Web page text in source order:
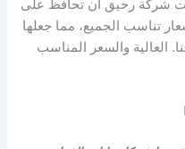
شركة رحيق أن تحافظ على
تناسب الجميع، مما جعلها
العالية والسعر المناسب